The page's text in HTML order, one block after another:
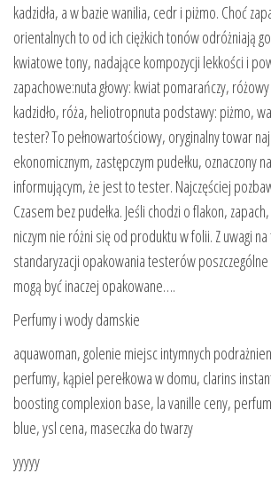
kadzidła, a w bazie wanilia, cedr i piżmo. Choć
orientalnych to od ich ciężkich tonów odróżniają
kwiatowe tony, nadające kompozycji lekkości i
zapachowe:nuta głowy: kwiat pomarańczy,
kadzidło, róża, heliotropnuta podstawy: piżmo,
tester? To pełnowartościowy, oryginalny towar
ekonomicznym, zastępczym pudełku, oznaczony
informującym, że jest to tester. Najczęściej
Czasem bez pudełka. Jeśli chodzi o flakon,
niczym nie różni się od produktu w folii. Z uwagi
standaryzacji opakowania testerów
mogą być inaczej opakowane….
Perfumy i wody damskie
aquawoman, golenie miejsc intymnych
perfumy, kąpiel perełkowa w domu, clarins
boosting complexion base, la vanille ceny,
blue, ysl cena, maseczka do twarzy
yyyyy